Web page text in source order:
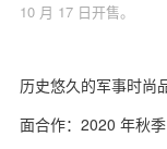
10 月 17 日开售。
历史悠久的军事时尚
面合作：2020 年秋